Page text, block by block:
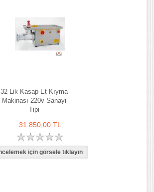
32 Lik Kasap Et Kıyma
Makinası 220v Sanayi
Tipi
31.850,00 TL